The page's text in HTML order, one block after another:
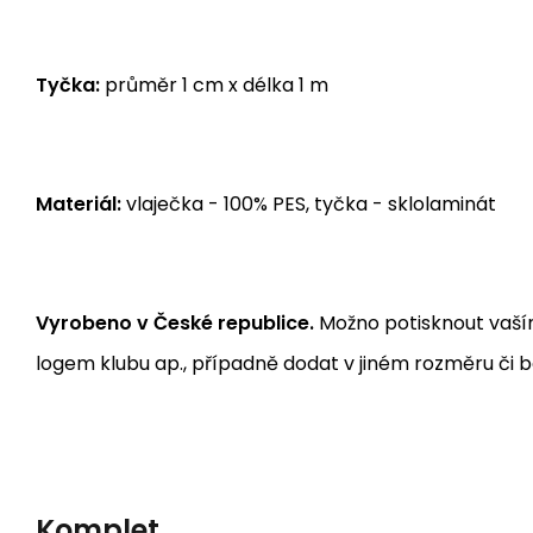
Tyčka: průměr 1 cm x délka 1 m
Materiál:vlaječka - 100% PES, tyčka - sklolaminát
Vyrobeno v České republice. Možno potisknout
logem klubu ap., případně dodat v jiném rozměru či